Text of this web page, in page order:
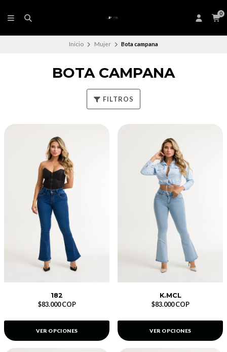
0
Inicio Mujer Bota campana
BOTA CAMPANA
FILTROS
182
$83.000 COP
VER OPCIONES
K.MCL
$83.000 COP
VER OPCIONES